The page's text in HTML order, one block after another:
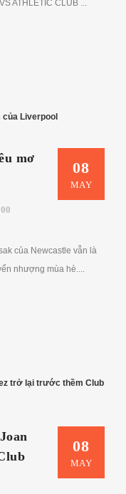
ATHLETIC CLUB ...
08
MAY
mơ
của Newcastle vẫn là
nhượng mùa hè....
08
MAY